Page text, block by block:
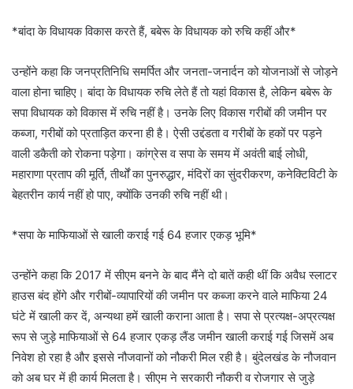
*बांदा के विधायक विकास करते हैं, बबेरू के विधायक को रुचि कहीं और*
उन्होंने कहा कि जनप्रतिनिधि समर्पित और जनता-जनार्दन को योजनाओं से जोड़ने
वाला होना चाहिए। बांदा के विधायक रुचि लेते हैं तो यहां विकास है, लेकिन बबेरू के
सपा विधायक को विकास में रुचि नहीं है। उनके लिए विकास गरीबों की जमीन पर
कब्जा, गरीबों को प्रताड़ित करना ही है। ऐसी उद्दंडता व गरीबों के हकों पर पड़ने
वाली डकैती को रोकना पड़ेगा। कांग्रेस व सपा के समय में अवंती बाई लोधी,
महाराणा प्रताप की मूर्ति, तीर्थों का पुनरुद्धार, मंदिरों का सुंदरीकरण, कनेक्टिविटी के
बेहतरीन कार्य नहीं हो पाए, क्योंकि उनकी रुचि नहीं थी।
*सपा के माफियाओं से खाली कराई गई 64 हजार एकड़ भूमि*
उन्होंने कहा कि 2017 में सीएम बनने के बाद मैंने दो बातें कही थीं कि अवैध स्लाटर
हाउस बंद होंगे और गरीबों-व्यापारियों की जमीन पर कब्जा करने वाले माफिया 24
घंटे में खाली कर दें, अन्यथा हमें खाली कराना आता है। सपा से प्रत्यक्ष-अप्रत्यक्ष
रूप से जुड़े माफियाओं से 64 हजार एकड़ लैंड जमीन खाली कराई गई जिसमें अब
निवेश हो रहा है और इससे नौजवानों को नौकरी मिल रही है। बुंदेलखंड के नौजवान
को अब घर में ही कार्य मिलता है। सीएम ने सरकारी नौकरी व रोजगार से जुड़े